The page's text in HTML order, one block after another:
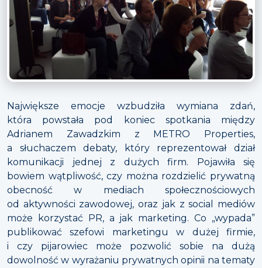
Największe emocje wzbudziła wymiana zdań,
która powstała pod koniec spotkania między
Adrianem Zawadzkim z METRO Properties,
a słuchaczem debaty, który reprezentował dział
komunikacji jednej z dużych firm. Pojawiła się
bowiem wątpliwość, czy można rozdzielić prywatną
obecność w mediach społecznościowych
od aktywności zawodowej, oraz jak z social mediów
może korzystać PR, a jak marketing. Co „wypada”
publikować szefowi marketingu w dużej firmie,
i czy pijarowiec może pozwolić sobie na dużą
dowolność w wyrażaniu prywatnych opinii na tematy